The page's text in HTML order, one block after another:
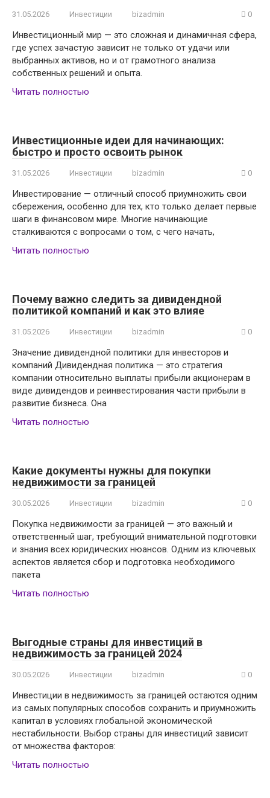
31.05.2026 Инвестиции bizadmin 0
Инвестиционный мир — это сложная и динамичная сфера,
где успех зачастую зависит не только от удачи или
выбранных активов, но и от грамотного анализа
собственных решений и опыта.
Читать полностью
Инвестиционные идеи для начинающих:
быстро и просто освоить рынок
31.05.2026 Инвестиции bizadmin 0
Инвестирование — отличный способ приумножить свои
сбережения, особенно для тех, кто только делает первые
шаги в финансовом мире. Многие начинающие
сталкиваются с вопросами о том, с чего начать,
Читать полностью
Почему важно следить за дивидендной
политикой компаний и как это влияе
31.05.2026 Инвестиции bizadmin 0
Значение дивидендной политики для инвесторов и
компаний Дивидендная политика — это стратегия
компании относительно выплаты прибыли акционерам в
виде дивидендов и реинвестирования части прибыли в
развитие бизнеса. Она
Читать полностью
Какие документы нужны для покупки
недвижимости за границей
30.05.2026 Инвестиции bizadmin 0
Покупка недвижимости за границей — это важный и
ответственный шаг, требующий внимательной подготовки
и знания всех юридических нюансов. Одним из ключевых
аспектов является сбор и подготовка необходимого
пакета
Читать полностью
Выгодные страны для инвестиций в
недвижимость за границей 2024
30.05.2026 Инвестиции bizadmin 0
Инвестиции в недвижимость за границей остаются одним
из самых популярных способов сохранить и приумножить
капитал в условиях глобальной экономической
нестабильности. Выбор страны для инвестиций зависит
от множества факторов:
Читать полностью